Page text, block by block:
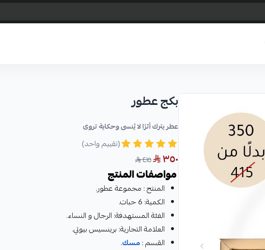
بكج عطور
عطر يترك أثرًا لا يُنسى وحكاية تروى
(تقييم واحد)
٣٥٠ ٤١٥
مواصفات المنتج
المنتج : مجموعة عطور.
الكمية: 6 حبات.
الفئة المستهدفة: الرجال و النساء.
العلامة التجارية: برينسيس بيوتي.
القسم :مسك.